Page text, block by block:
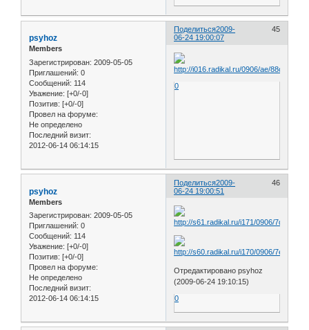
Поделиться 45
2009-
06-24 19:00:07
psyhoz
Members
Зарегистрирован: 2009-05-05
Приглашений: 0
Сообщений: 114
Уважение: [+0/-0]
Позитив: [+0/-0]
Провел на форуме:
Не определено
Последний визит:
2012-06-14 06:14:15
0
Поделиться 46
2009-
06-24 19:00:51
psyhoz
Members
Зарегистрирован: 2009-05-05
Приглашений: 0
Сообщений: 114
Уважение: [+0/-0]
Позитив: [+0/-0]
Провел на форуме:
Не определено
Последний визит:
2012-06-14 06:14:15
Отредактировано psyhoz
(2009-06-24 19:10:15)
0